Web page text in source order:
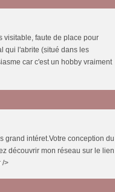
visitable, faute de place pour
qui l'abrite (situé dans les
car c'est un hobby vraiment
grand intéret.Votre conception du
découvrir mon réseau sur le lien
/>